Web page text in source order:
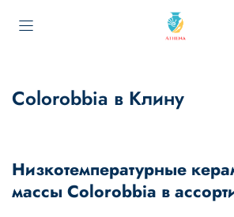
Colorobbia в Клину
Низкотемпературные
массы Colorobbia в